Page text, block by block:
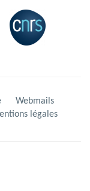
Webmails
légales